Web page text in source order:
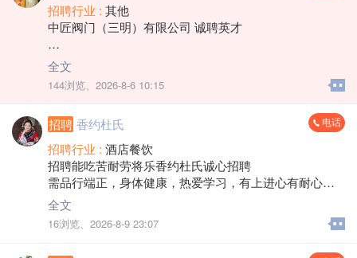
招聘行业 : 其他
中匠阀门（三明）有限公司 诚聘英才
男、30-55岁、能吃苦耐劳、试用期3500元，试用期满后
3800+全勤300+餐补10元/天
20-45岁，高中优先，试用期3500元
转正3500+全勤+餐补，技术进步快者调岗机械手4500-50
00元+全勤+餐补
3、装配包装工 10名
25-50岁，试用期3200，转正3500+全勤+餐补优秀可升
班长4000+全勤+餐䃼
全文
144浏览、 2026-8-6 10:15
招聘 香约杜氏 电话
招聘行业 : 酒店餐饮
招聘能吃苦耐劳将乐香约杜氏诚心招聘
需品行端正，身体健康，热爱学习，有上进心有耐心。
营业员数名薪资 3000-3500。
学徒数名薪资 2600
联系电话:15159119753 梁女士
全文
16浏览、 2026-8-9 23:07